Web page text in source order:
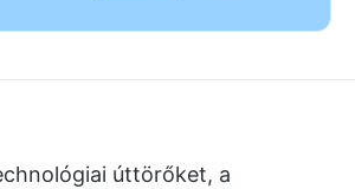
úttörőket, a